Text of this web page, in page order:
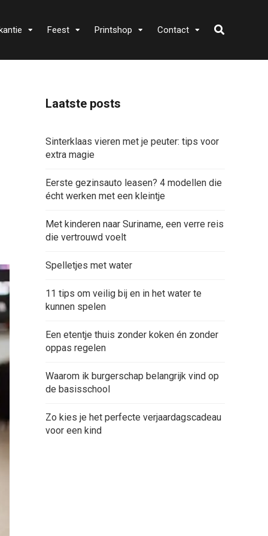
Feest Printshop Contact
Laatste posts
Sinterklaas vieren met je peuter: tips voor
extra magie
Eerste gezinsauto leasen? 4 modellen die
écht werken met een kleintje
Met kinderen naar Suriname, een verre reis
die vertrouwd voelt
Spelletjes met water
11 tips om veilig bij en in het water te
kunnen spelen
Een etentje thuis zonder koken én zonder
oppas regelen
Waarom ik burgerschap belangrijk vind op
de basisschool
Zo kies je het perfecte verjaardagscadeau
voor een kind